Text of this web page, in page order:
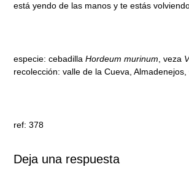
está yendo de las manos y te estás
especie: cebadilla Hordeum murinum, veza
recolección: valle de la Cueva,
ref: 378
Deja una respuesta